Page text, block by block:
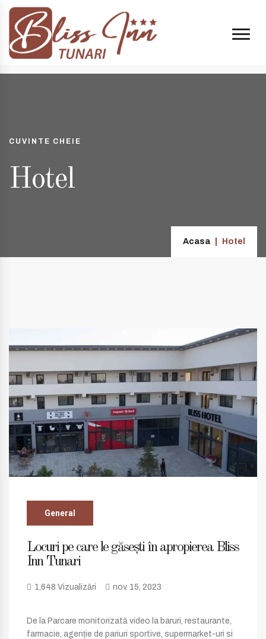
și 20:00+40 74998 8808 | e-mail:
CUVINTE CHEIE
Hotel
Acasa Hotel
General
Locuri pe care le găsești în apropierea Bliss
Inn Tunari
1,648 Vizualizări nov. 15, 2023
De la Parcare monitorizată video la baruri, restaurante,
farmacie, agenție de pariuri sportive, supermarket-uri si